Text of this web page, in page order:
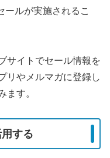
ールが実施されるこ
サイトでセール情報を
リやメルマガに登録し
ます。
する